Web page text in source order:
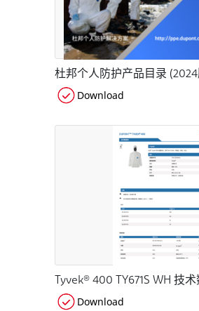
杜邦个人防护产品目录 (2024
Download
Tyvek® 400 TY671S WH 技
Download